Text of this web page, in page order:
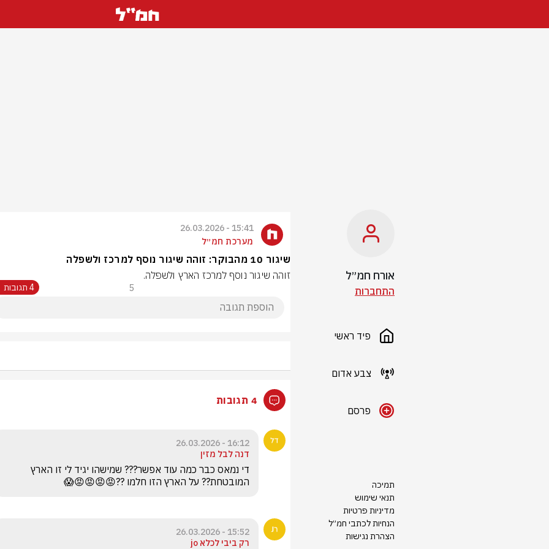
אורח חמ״ל
התחברות
פיד ראשי
צבע אדום
פרסם
תמיכה
תנאי שימוש
מדיניות פרטיות
הנחיות לכתבי חמ״ל
הצהרת נגישות
15:41 - 26.03.2026
מערכת חמ״ל
שיגור 10 מהבוקר: זוהה שיגור נוסף למרכז ולשפלה
זוהה שיגור נוסף למרכז הארץ ולשפלה.
5 4 תגובות
4 תגובות
16:12 - 26.03.2026
דנה לבל מזין
המובטחת?? על הארץ הזו חלמו ??😡😡😡😡😱
15:52 - 26.03.2026
רק ביבי לכלא jo